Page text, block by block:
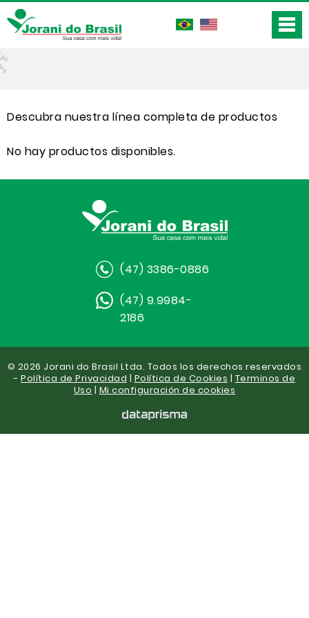
Descubra nuestra línea completa de productos
No hay productos disponibles.
(47) 3386-0886
(47) 9.9984-
2186
© 2026 Jorani do Brasil Ltda. Todos los derechos reservados
- Política de Privacidad | Política de Cookies | Terminos de
Uso | Mi configuración de cookies